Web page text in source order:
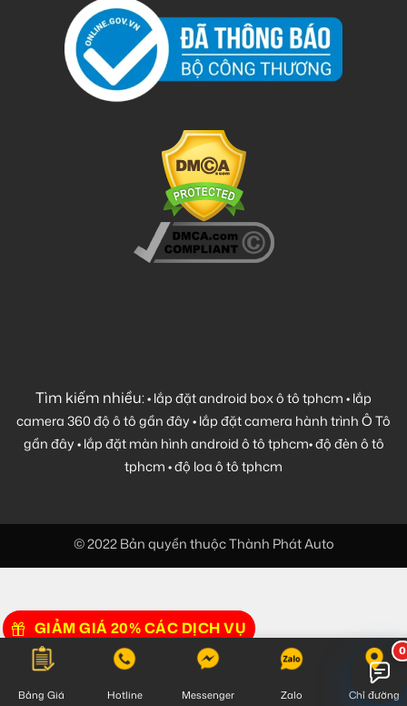
Tìm kiếm nhiều:•lắp đặt android box ô tô tphcm•lắp
camera 360 độ ô tô gần đây•lắp đặt camera hành trình Ô Tô
gần đây•lắp đặt màn hình android ô tô tphcm•độ đèn ô tô
tphcm•độ loa ô tô tphcm
GIẢM GIÁ 20% CÁC DỊCH VỤ
© 2022 Bản quyền thuộc Thành Phát Auto
Bảng Giá Hotline Messenger Zalo Chỉ đường